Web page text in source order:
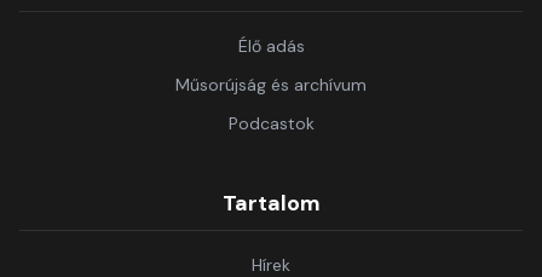
Élő adás
Műsorújság és archívum
Podcastok
Tartalom
Hírek